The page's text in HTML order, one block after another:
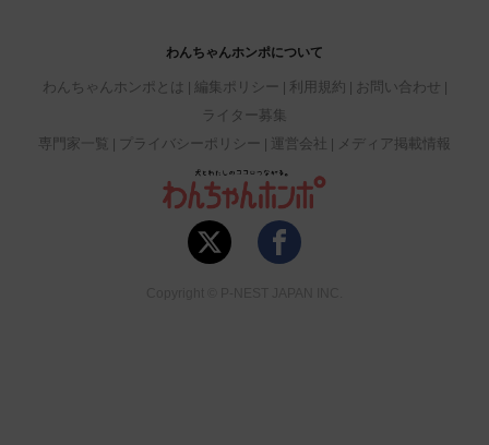
わんちゃんホンポについて
わんちゃんホンポとは 編集ポリシー 利用規約
お問い合わせ
ライター募集
専門家一覧
プライバシーポリシー 運営会社 メディア掲載情報